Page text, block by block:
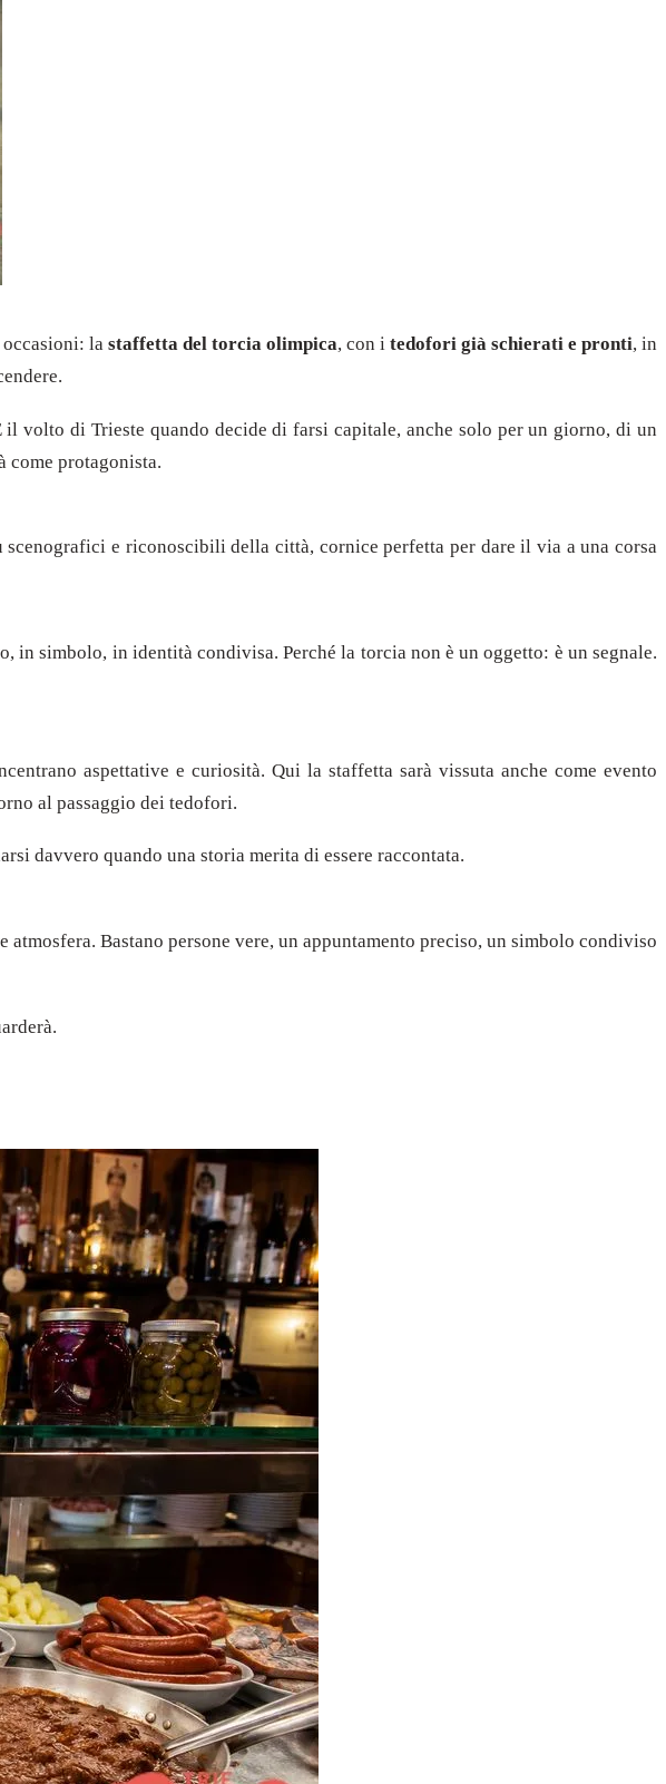
la staffetta del torcia olimpica, con i tedofori già schierati e pronti, in
volto di Trieste quando decide di farsi capitale, anche solo per un giorno, di un
come protagonista.
e riconoscibili della città, cornice perfetta per dare il via a una corsa
in simbolo, in identità condivisa. Perché la torcia non è un oggetto: è un segnale.
aspettative e curiosità. Qui la staffetta sarà vissuta anche come evento
al passaggio dei tedofori.
davvero quando una storia merita di essere raccontata.
Bastano persone vere, un appuntamento preciso, un simbolo condiviso